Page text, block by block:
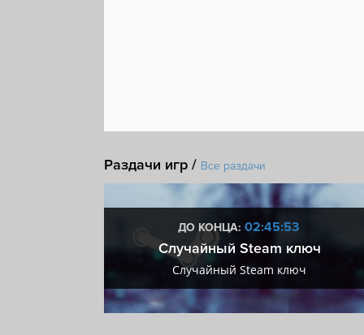
Раздачи игр / Все раздачи
ДО КОНЦА: 02:45:52
Случайный Steam ключ
Случайный Steam ключ